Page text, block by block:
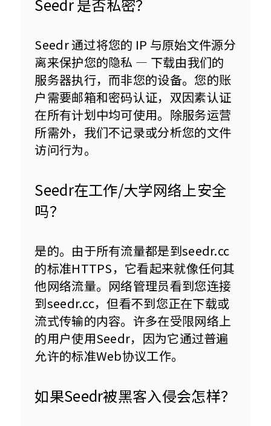
Seedr 是否私密？
Seedr 通过将您的 IP 与原始文件源分
离来保护您的隐私 — 下载由我们的
服务器执行，而非您的设备。您的账
户需要邮箱和密码认证，双因素认证
在所有计划中均可使用。除服务运营
所需外，我们不记录或分析您的文件
访问行为。
Seedr在工作/大学网络上安全
吗？
是的。由于所有流量都是到seedr.cc
的标准HTTPS，它看起来就像任何其
他网络流量。网络管理员看到您连接
到seedr.cc，但看不到您正在下载或
流式传输的内容。许多在受限网络上
的用户使用Seedr，因为它通过普遍
允许的标准Web协议工作。
如果Seedr被黑客入侵会怎样？